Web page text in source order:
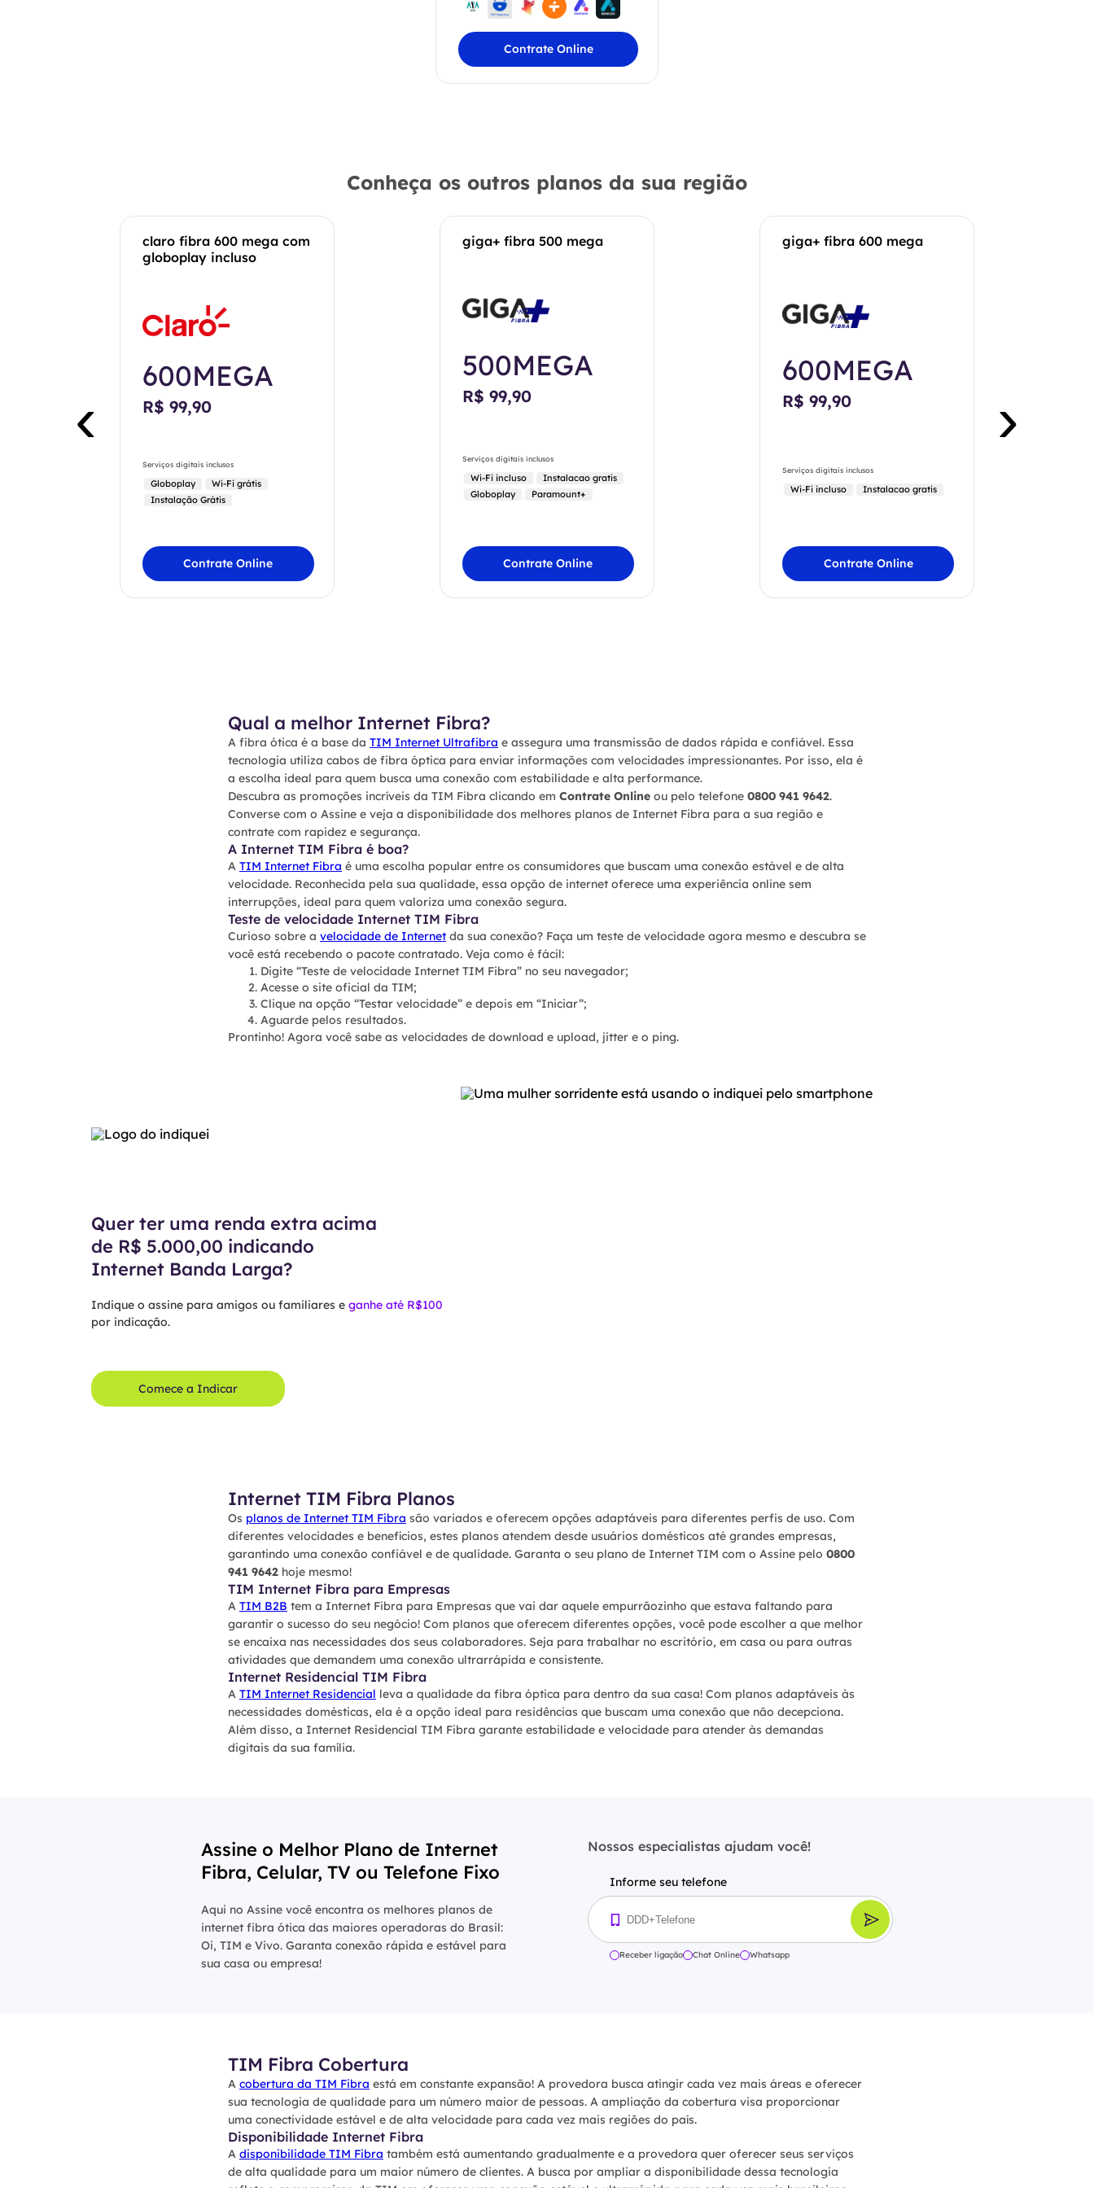
Contrate Online
Conheça os outros planos da sua região
claro fibra 600 mega com
globoplay incluso
600MEGA
R$ 99,90
Serviços digitais inclusos
Globoplay
Wi-Fi grátis
Instalação Grátis
Contrate Online
giga+ fibra 500 mega
500MEGA
R$ 99,90
Serviços digitais inclusos
Wi-Fi incluso
Instalacao gratis
Globoplay
Paramount+
Contrate Online
giga+ fibra 600 mega
600MEGA
R$ 99,90
Serviços digitais inclusos
Wi-Fi incluso Instalacao gratis
Contrate Online
‹ ›
Qual a melhor Internet Fibra?
A fibra ótica é a base da TIM Internet Ultrafibra e assegura uma transmissão de dados rápida e confiável. Essa
tecnologia utiliza cabos de fibra óptica para enviar informações com velocidades impressionantes. Por isso, ela é
a escolha ideal para quem busca uma conexão com estabilidade e alta performance.
Descubra as promoções incríveis da TIM Fibra clicando em Contrate Online ou pelo telefone 0800 941 9642.
Converse com o Assine e veja a disponibilidade dos melhores planos de Internet Fibra para a sua região e
contrate com rapidez e segurança.
A Internet TIM Fibra é boa?
A TIM Internet Fibra é uma escolha popular entre os consumidores que buscam uma conexão estável e de alta
velocidade. Reconhecida pela sua qualidade, essa opção de internet oferece uma experiência online sem
interrupções, ideal para quem valoriza uma conexão segura.
Teste de velocidade Internet TIM Fibra
Curioso sobre a velocidade de Internet da sua conexão? Faça um teste de velocidade agora mesmo e descubra se
você está recebendo o pacote contratado. Veja como é fácil:
Digite “Teste de velocidade Internet TIM Fibra” no seu navegador;
Acesse o site oficial da TIM;
Clique na opção “Testar velocidade” e depois em “Iniciar”;
Aguarde pelos resultados.
Prontinho! Agora você sabe as velocidades de download e upload, jitter e o ping.
Quer ter uma renda extra acima
de R$ 5.000,00 indicando
Internet Banda Larga?
Indique o assine para amigos ou familiares e ganhe até R$100
por indicação.
Comece a Indicar
Internet TIM Fibra Planos
Os planos de Internet TIM Fibra são variados e oferecem opções adaptáveis para diferentes perfis de uso. Com
diferentes velocidades e benefícios, estes planos atendem desde usuários domésticos até grandes empresas,
garantindo uma conexão confiável e de qualidade. Garanta o seu plano de Internet TIM com o Assine pelo 0800
941 9642 hoje mesmo!
TIM Internet Fibra para Empresas
A TIM B2B tem a Internet Fibra para Empresas que vai dar aquele empurrãozinho que estava faltando para
garantir o sucesso do seu negócio! Com planos que oferecem diferentes opções, você pode escolher a que melhor
se encaixa nas necessidades dos seus colaboradores. Seja para trabalhar no escritório, em casa ou para outras
atividades que demandem uma conexão ultrarrápida e consistente.
Internet Residencial TIM Fibra
A TIM Internet Residencial leva a qualidade da fibra óptica para dentro da sua casa! Com planos adaptáveis às
necessidades domésticas, ela é a opção ideal para residências que buscam uma conexão que não decepciona.
Além disso, a Internet Residencial TIM Fibra garante estabilidade e velocidade para atender às demandas
digitais da sua família.
Assine o Melhor Plano de Internet
Fibra, Celular, TV ou Telefone Fixo
Aqui no Assine você encontra os melhores planos de
internet fibra ótica das maiores operadoras do Brasil:
Oi, TIM e Vivo. Garanta conexão rápida e estável para
sua casa ou empresa!
Nossos especialistas ajudam você!
Informe seu telefone
Receber ligação Chat Online Whatsapp
TIM Fibra Cobertura
A cobertura da TIM Fibra está em constante expansão! A provedora busca atingir cada vez mais áreas e oferecer
sua tecnologia de qualidade para um número maior de pessoas. A ampliação da cobertura visa proporcionar
uma conectividade estável e de alta velocidade para cada vez mais regiões do país.
Disponibilidade Internet Fibra
A disponibilidade TIM Fibra também está aumentando gradualmente e a provedora quer oferecer seus serviços
de alta qualidade para um maior número de clientes. A busca por ampliar a disponibilidade dessa tecnologia